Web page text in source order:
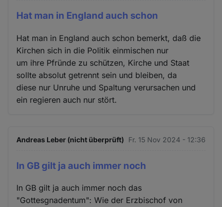
Hat man in England auch schon
Hat man in England auch schon bemerkt, daß die
Kirchen sich in die Politik einmischen nur
um ihre Pfründe zu schützen, Kirche und Staat
sollte absolut getrennt sein und bleiben, da
diese nur Unruhe und Spaltung verursachen und
ein regieren auch nur stört.
Andreas Leber (nicht überprüft) Fr. 15 Nov 2024 - 12:36
In GB gilt ja auch immer noch
In GB gilt ja auch immer noch das
"Gottesgnadentum": Wie der Erzbischof von